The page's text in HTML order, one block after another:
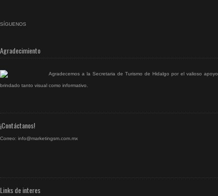
SÍGUENOS
Agradecimiento
Agradecemos a la Secretaria de Turismo de Hidalgo por el valioso apoyo
brindado tanto visual como informativo.
¡Contáctanos!
Correo: info@marketingsm.com.mx
Links de interes